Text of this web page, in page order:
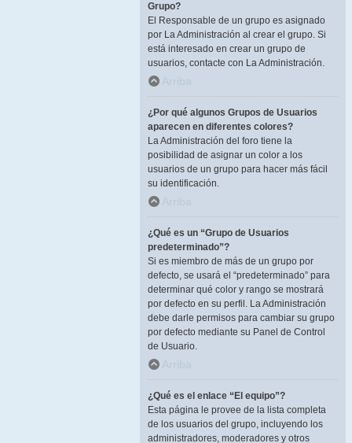
Grupo?
El Responsable de un grupo es asignado
por La Administración al crear el grupo. Si
está interesado en crear un grupo de
usuarios, contacte con La Administración.
Arriba
¿Por qué algunos Grupos de Usuarios
aparecen en diferentes colores?
La Administración del foro tiene la
posibilidad de asignar un color a los
usuarios de un grupo para hacer más fácil
su identificación.
Arriba
¿Qué es un “Grupo de Usuarios
predeterminado”?
Si es miembro de más de un grupo por
defecto, se usará el “predeterminado” para
determinar qué color y rango se mostrará
por defecto en su perfil. La Administración
debe darle permisos para cambiar su grupo
por defecto mediante su Panel de Control
de Usuario.
Arriba
¿Qué es el enlace “El equipo”?
Esta página le provee de la lista completa
de los usuarios del grupo, incluyendo los
administradores, moderadores y otros